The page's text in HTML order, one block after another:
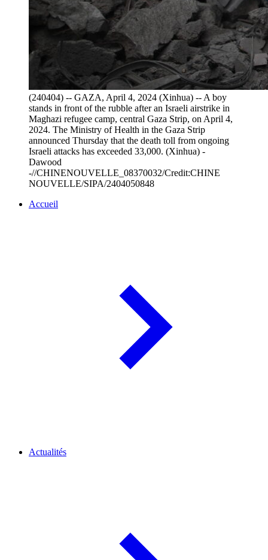
(240404) -- GAZA, April 4, 2024 (Xinhua) -- A boy
stands in front of the rubble after an Israeli airstrike in
Maghazi refugee camp, central Gaza Strip, on April 4,
2024. The Ministry of Health in the Gaza Strip
announced Thursday that the death toll from ongoing
Israeli attacks has exceeded 33,000. (Xinhua) -
Dawood
-//CHINENOUVELLE_08370032/Credit:CHINE
NOUVELLE/SIPA/2404050848
Accueil
Actualités